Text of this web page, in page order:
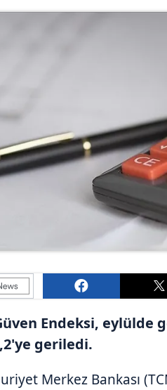
Endeksi, eylülde
geriledi.
Merkez Bankası